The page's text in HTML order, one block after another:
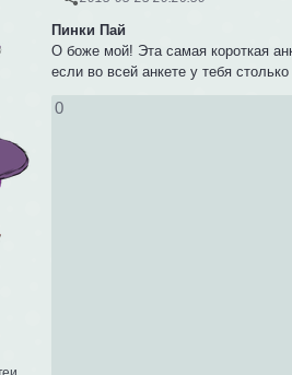
Пинки Пай
О боже мой! Эта самая короткая
если во всей анкете у тебя
0